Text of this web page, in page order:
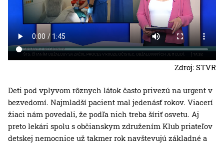
Zdroj: STVR
Deti pod vplyvom rôznych látok často privezú na urgent v
bezvedomí. Najmladší pacient mal jedenásť rokov. Viacerí
žiaci nám povedali, že podľa nich treba šíriť osvetu. Aj
preto lekári spolu s občianskym združením Klub priateľov
detskej nemocnice už takmer rok navštevujú základné a